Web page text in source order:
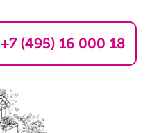
+7 (495) 16 000 18